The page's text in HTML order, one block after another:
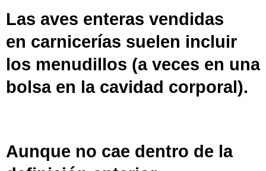
Las aves enteras vendidas
en carnicerías suelen incluir
los menudillos (a veces en una
bolsa en la cavidad corporal).
Aunque no cae dentro de la